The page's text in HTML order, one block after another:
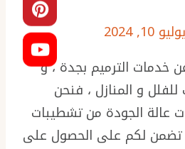
يوليو 10, 2024
خدمات الترميم بجدة ، و
و المنازل ، فنحن
عالة الجودة من تشطيبات
تضمن لكم على الحصول على